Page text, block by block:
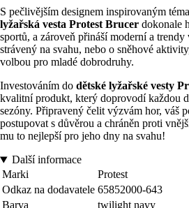
S pečlivějším designem inspirovaným
lyžařská vesta Protest Brucer dokonale
sportů, a zároveň přináší moderní a
strávený na svahu, nebo o sněhové
volbou pro mladé dobrodruhy.
Investováním do dětské lyžařské vesty
kvalitní produkt, který doprovodí každou
sezóny. Připravený čelit výzvám hor, váš
postupovat s důvěrou a chráněn proti
mu to nejlepší pro jeho dny na svahu!
Další informace
Marki
Protest
Odkaz na dodavatele 65852000-643
Barva
twilight navy